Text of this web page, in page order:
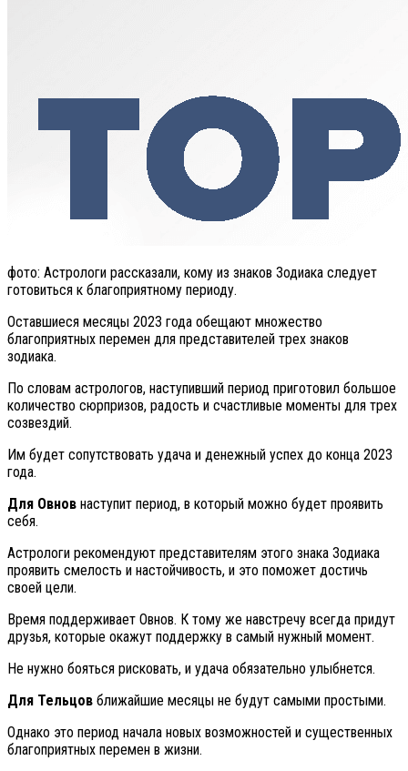
фото: Астрологи рассказали, кому из знаков Зодиака следует
готовиться к благоприятному периоду.
Оставшиеся месяцы 2023 года обещают множество
благоприятных перемен для представителей трех знаков
зодиака.
По словам астрологов, наступивший период приготовил большое
количество сюрпризов, радость и счастливые моменты для трех
созвездий.
Им будет сопутствовать удача и денежный успех до конца 2023
года.
Для Овнов наступит период, в который можно будет проявить
себя.
Астрологи рекомендуют представителям этого знака Зодиака
проявить смелость и настойчивость, и это поможет достичь
своей цели.
Время поддерживает Овнов. К тому же навстречу всегда придут
друзья, которые окажут поддержку в самый нужный момент.
Не нужно бояться рисковать, и удача обязательно улыбнется.
Для Тельцов ближайшие месяцы не будут самыми простыми.
Однако это период начала новых возможностей и существенных
благоприятных перемен в жизни.